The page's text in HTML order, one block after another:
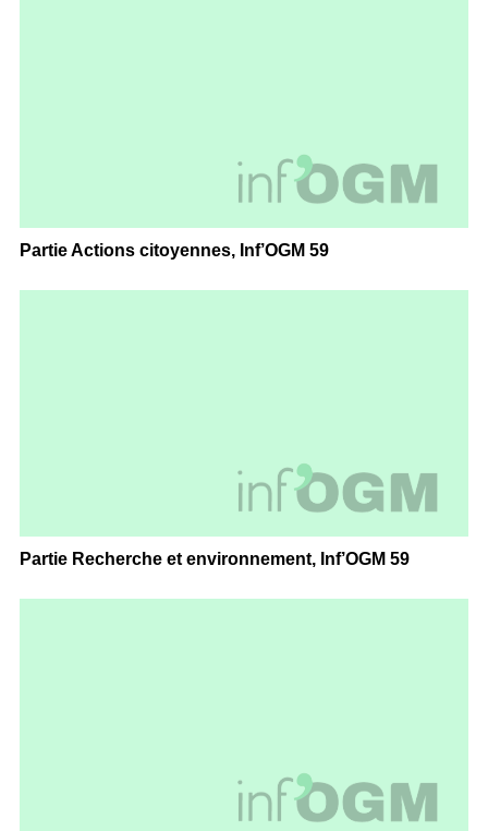
Partie Actions citoyennes, Inf’OGM 59
Partie Recherche et environnement, Inf’OGM 59